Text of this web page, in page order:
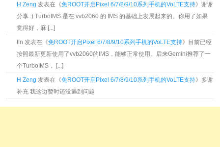
H Zeng 发表在《免ROOT开启Pixel 6/7/8/9/10系列手机的VoLTE支持》谢谢
分享 :) TurboIMS 是在 vvb2060 的 IMS 的基础上发展起来的。你用了如果
觉得好，麻 [...]
ffn 发表在《免ROOT开启Pixel 6/7/8/9/10系列手机的VoLTE支持》目前已经
按照最新更新使用了vvb2060的IMS，能够正常使用。后来Gemini推荐了一
个TurboIMS， [...]
H Zeng 发表在《免ROOT开启Pixel 6/7/8/9/10系列手机的VoLTE支持》多谢
补充 我这边暂时还没遇到问题